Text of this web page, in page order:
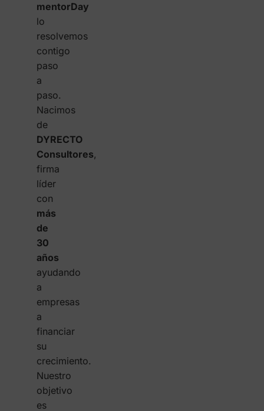
mentorDay
lo
resolvemos
contigo
paso
a
paso.
Nacimos
de
DYRECTO
Consultores,
firma
líder
con
más
de
30
años
ayudando
a
empresas
a
financiar
su
crecimiento.
Nuestro
objetivo
es